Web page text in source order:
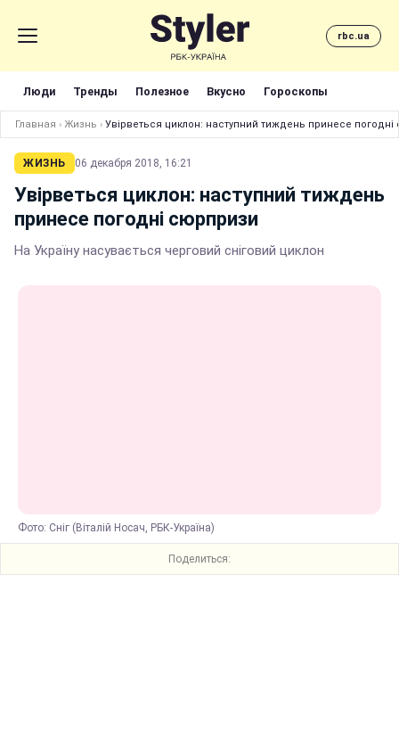
rbc.ua
Люди Тренды Полезное Вкусно Гороскопы
Главная › Жизнь › Увірветься циклон: наступний тиждень принесе
ЖИЗНЬ 06 декабря 2018, 16:21
Увірветься циклон: наступний тиждень
принесе погодні сюрпризи
На Україну насувається черговий сніговий циклон
Фото: Сніг (Віталій Носач, РБК-Україна)
Поделиться: